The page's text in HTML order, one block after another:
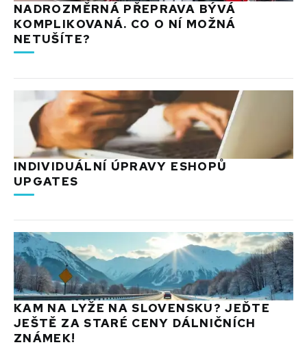
NADROZMĚRNÁ PŘEPRAVA BÝVÁ
KOMPLIKOVANÁ. CO O NÍ MOŽNÁ
NETUŠÍTE?
INDIVIDUÁLNÍ ÚPRAVY ESHOPŮ
UPGATES
KAM NA LYŽE NA SLOVENSKU? JEĎTE
JEŠTĚ ZA STARÉ CENY DÁLNIČNÍCH
ZNÁMEK!